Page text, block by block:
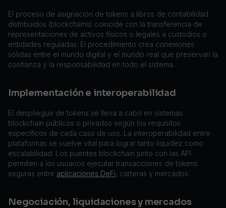
El proceso de asignación de tokens a libros de contabilidad
distribuidos (blockchains) coincide con la transferencia de
representaciones de activos físicos o legales a custodios o
entidades reguladas. El procedimiento crea conexiones
sólidas entre el mundo digital y el mundo real que preservan la
confianza y la responsabilidad en todo el sistema.
Implementación e interoperabilidad
El despliegue de tokens se lleva a cabo en sistemas
blockchain públicos o privados según los requisitos
específicos de cada caso de uso. La interoperabilidad entre
plataformas se vuelve vital para lograr tanto liquidez como
escalabilidad. Los puentes blockchain junto con las API
permiten a los usuarios ejecutar transacciones de tokens
seguras entre aplicaciones DeFi, carteras y mercados.
Negociación, liquidaciones y mercados